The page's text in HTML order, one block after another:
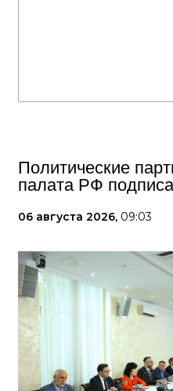
Политические
палата РФ
06 августа 2026, 09:03